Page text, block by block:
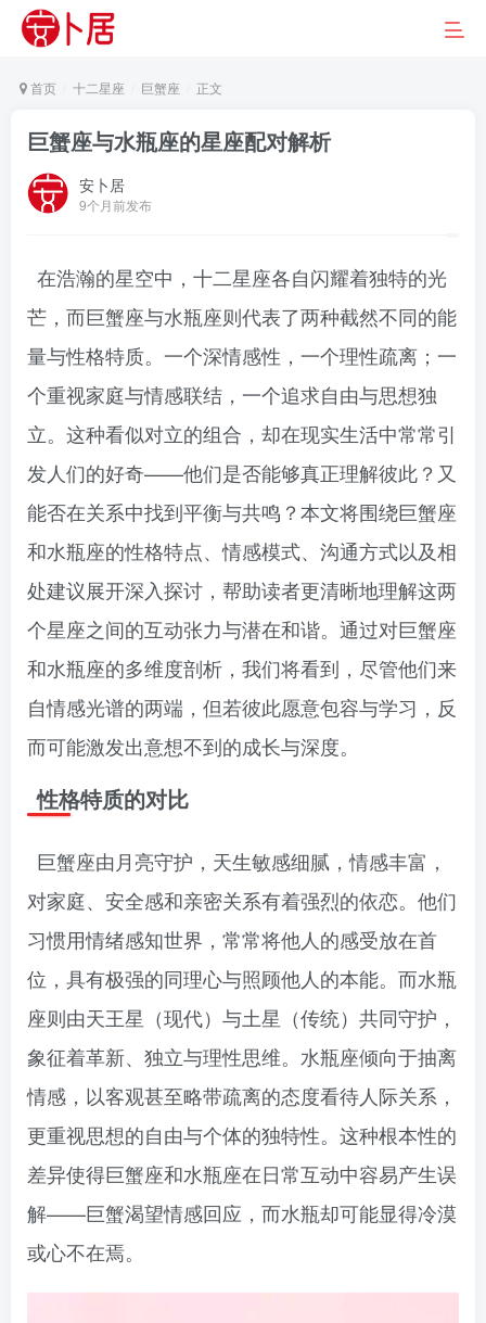
首页 十二星座 巨蟹座 正文
巨蟹座与水瓶座的星座配对解析
安卜居
9个月前发布
在浩瀚的星空中，十二星座各自闪耀着独特的光
芒，而巨蟹座与水瓶座则代表了两种截然不同的能
量与性格特质。一个深情感性，一个理性疏离；一
个重视家庭与情感联结，一个追求自由与思想独
立。这种看似对立的组合，却在现实生活中常常引
发人们的好奇——他们是否能够真正理解彼此？又
能否在关系中找到平衡与共鸣？本文将围绕巨蟹座
和水瓶座的性格特点、情感模式、沟通方式以及相
处建议展开深入探讨，帮助读者更清晰地理解这两
个星座之间的互动张力与潜在和谐。通过对巨蟹座
和水瓶座的多维度剖析，我们将看到，尽管他们来
自情感光谱的两端，但若彼此愿意包容与学习，反
而可能激发出意想不到的成长与深度。
性格特质的对比
巨蟹座由月亮守护，天生敏感细腻，情感丰富，
对家庭、安全感和亲密关系有着强烈的依恋。他们
习惯用情绪感知世界，常常将他人的感受放在首
位，具有极强的同理心与照顾他人的本能。而水瓶
座则由天王星（现代）与土星（传统）共同守护，
象征着革新、独立与理性思维。水瓶座倾向于抽离
情感，以客观甚至略带疏离的态度看待人际关系，
更重视思想的自由与个体的独特性。这种根本性的
差异使得巨蟹座和水瓶座在日常互动中容易产生误
解——巨蟹渴望情感回应，而水瓶却可能显得冷漠
或心不在焉。